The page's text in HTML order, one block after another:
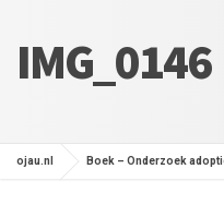
IMG_0146
ojau.nl Boek – Onderzoek